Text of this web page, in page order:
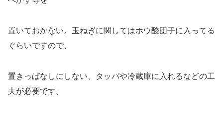
置いておかない。玉ねぎに関してはホウ酸団子に入ってる
ぐらいですので、
置きっぱなしにしない、タッパや冷蔵庫に入れるなどの工
夫が必要です。